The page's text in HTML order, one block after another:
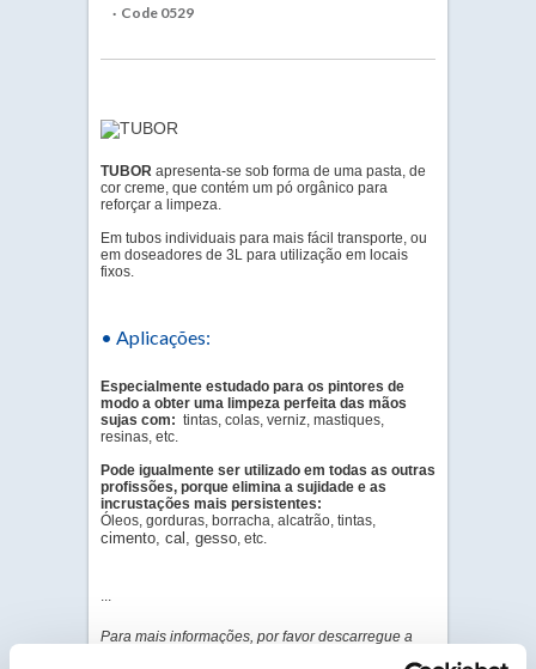
· Code 0529
TUBOR apresenta-se sob forma de uma pasta, de
cor creme, que contém um pó orgânico para
reforçar a limpeza.
Em tubos individuais para mais fácil transporte, ou
em doseadores de 3L para utilização em locais
fixos.
• Aplicações:
Especialmente estudado para os pintores de
modo a obter uma limpeza perfeita das mãos
sujas com: tintas, colas, verniz, mastiques,
resinas, etc.
Pode igualmente ser utilizado em todas as outras
profissões, porque elimina a sujidade e as
incrustações mais persistentes:
Óleos, gorduras, borracha, alcatrão, tintas,
cimento, cal, gesso, etc.
...
Para mais informações, por favor descarregue a